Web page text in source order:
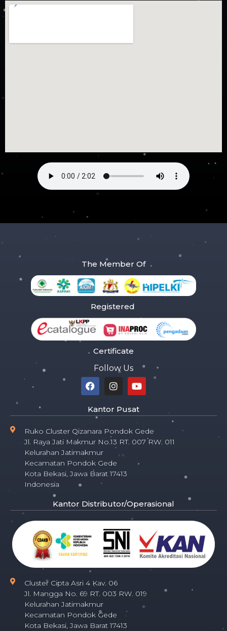
The Member Of
Registered
Certificate
Follow Us
Kantor Pusat
Ruko Cluster Qizanara Pondok Gede
Jl. Raya Jati Makmur No.13 RT. 007 RW. 011
Kelurahan Jatimakmur
Kecamatan Pondok Gede
Kota Bekasi, Jawa Barat 17413
Indonesia
Kantor Distributor/Operasional
Cluster Cipta Asri 4 Kav. 06
Jl. Mangga No. 69 RT. 003 RW. 019
Kelurahan Jatimakmur
Kecamatan Pondok Gede
Kota Bekasi, Jawa Barat 17413